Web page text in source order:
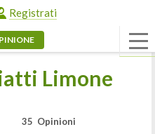
Registrati
Limone
35 Opinioni